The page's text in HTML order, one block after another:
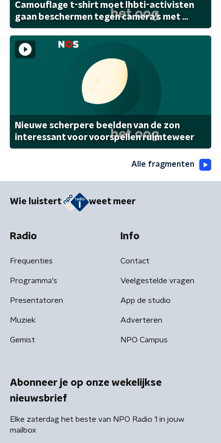
Camouflage t-shirt moet lhbti-activisten
gaan beschermen tegen camera's met ...
Nieuwe scherpere beelden van de zon
interessant voor voorspellen ruimteweer
Alle fragmenten
Wie luistert weet meer
Radio
Frequenties
Programma's
Presentatoren
Muziek
Gemist
Info
Contact
Veelgestelde vragen
App de studio
Adverteren
NPO Campus
Abonneer je op onze wekelijkse
nieuwsbrief
Elke zaterdag het beste van NPO Radio 1 in jouw
mailbox